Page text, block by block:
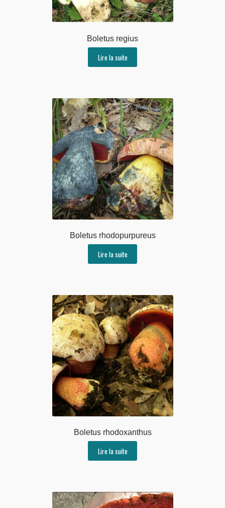
Boletus regius
Lire la suite
Boletus rhodopurpureus
Lire la suite
Boletus rhodoxanthus
Lire la suite